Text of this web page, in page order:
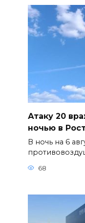
Атаку 20
ночью в
В ночь на 6
68